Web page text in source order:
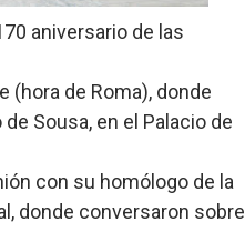
Abraham Lincoln y
apagones en
llamado a la unidad.
al Frente del INAIPI
aniversario de las
(hora de Roma), donde
Sousa, en el Palacio de
con su homólogo de la
donde conversaron sobre